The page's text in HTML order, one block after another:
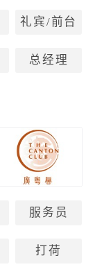
礼宾/前台
总经理
服务员
打荷